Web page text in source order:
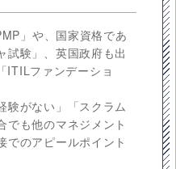
」や、国家資格であ
試験」、英国政府も出
ITILファンデーショ
験がない」「スクラム
でも他のマネジメント
でのアピールポイント